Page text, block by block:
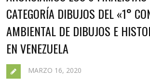
CATEGORÍA DIBUJOS DEL «1°
AMBIENTAL DE DIBUJOS E
EN VENEZUELA
MARZO 16, 2020